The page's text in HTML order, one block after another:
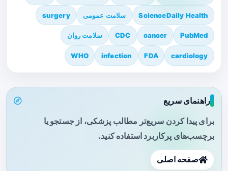
ScienceDaily Health سلامت عمومی surgery
PubMed
cancer
CDC سلامت روان
cardiology
FDA
infection
WHO
راهنمای سریع
برای پیدا کردن سریع‌تر مطالب پزشکی، از جستجو یا
برچسب‌های پرکاربرد استفاده کنید.
صفحه اصلی